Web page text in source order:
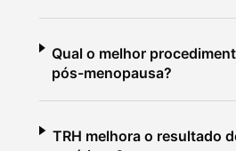
Qual o melhor
pós-menopausa?
TRH melhora o resultado